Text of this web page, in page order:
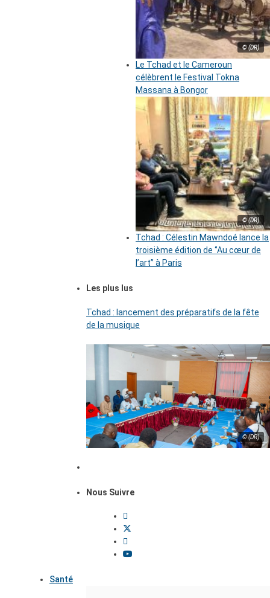
© (DR)
Le Tchad et le Cameroun
célèbrent le Festival Tokna
Massana à Bongor
© (DR)
Tchad : Célestin Mawndoé lance la
troisième édition de ‘’Au cœur de
l’art’’ à Paris
Les plus lus
Tchad : lancement des préparatifs de la fête
de la musique
© (DR)
Nous Suivre
Santé